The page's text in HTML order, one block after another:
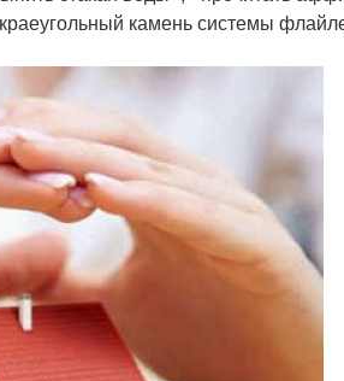
камень системы